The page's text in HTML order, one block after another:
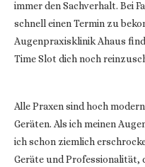
immer den Sachverhalt. Bei
schnell einen Termin zu
Augenpraxisklinik Ahaus
Time Slot dich noch
Alle Praxen sind hoch
Geräten. Als ich meinen
ich schon ziemlich
Geräte und Professionalität,